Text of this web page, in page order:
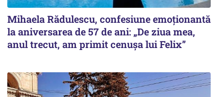
Mihaela Rădulescu, confesiune emoționantă
la aniversarea de 57 de ani: „De ziua mea,
anul trecut, am primit cenușa lui Felix”